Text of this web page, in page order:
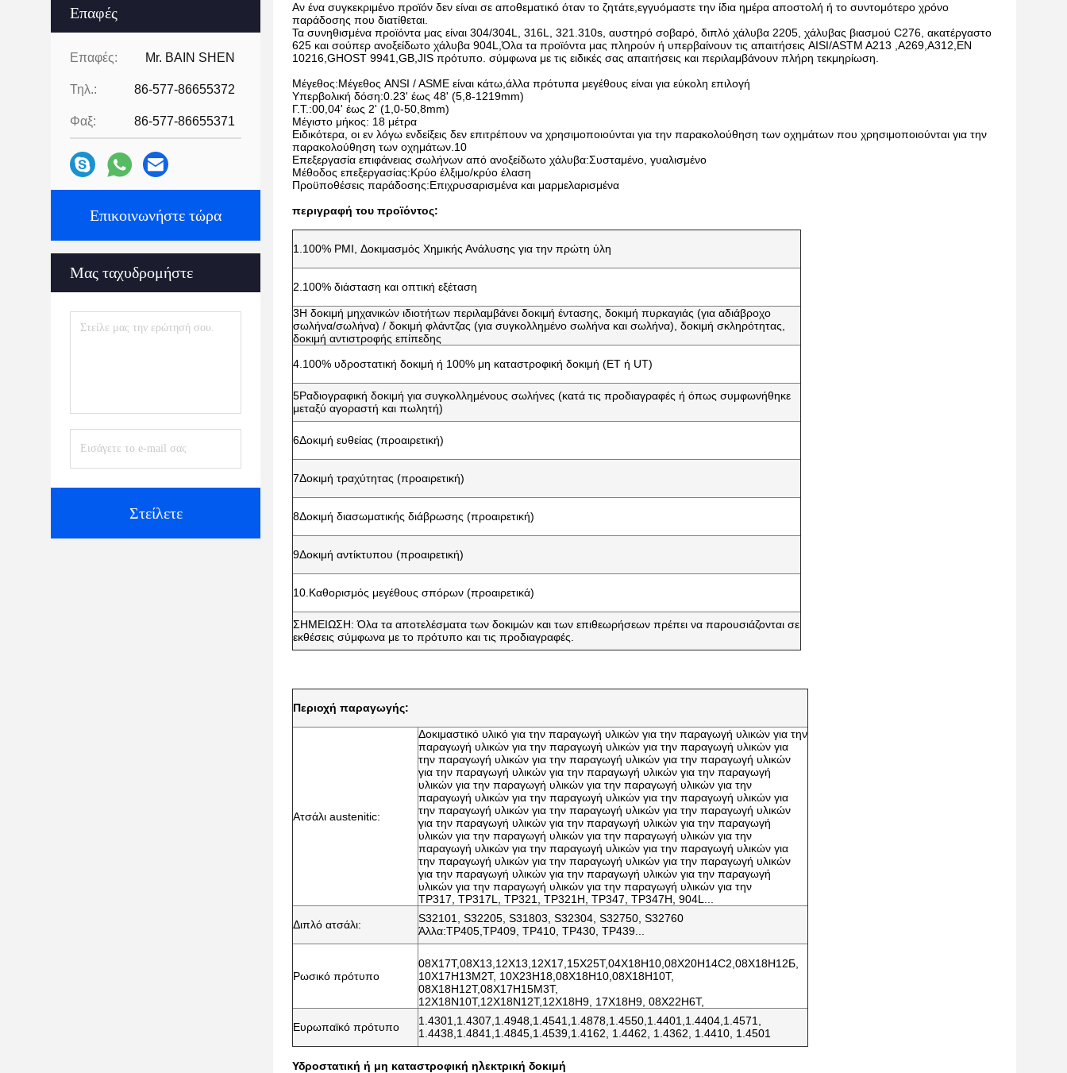
Επαφές
Επαφές: Mr. BAIN SHEN
Τηλ.: 86-577-86655372
Φαξ: 86-577-86655371
Επικοινωνήστε τώρα
Μας ταχυδρομήστε
Στείλετε
Αν ένα συγκεκριμένο προϊόν δεν είναι σε αποθεματικό όταν το ζητάτε,εγγυόμαστε την ίδια ημέρα αποστολή ή το συντομότερο χρόνο
παράδοσης που διατίθεται.
Τα συνηθισμένα προϊόντα μας είναι 304/304L, 316L, 321.310s, αυστηρό σοβαρό, διπλό χάλυβα 2205, χάλυβας βιασμού C276, ακατέργαστο
625 και σούπερ ανοξείδωτο χάλυβα 904L,Όλα τα προϊόντα μας πληρούν ή υπερβαίνουν τις απαιτήσεις AISI/ASTM A213 ,A269,A312,EN
10216,GHOST 9941,GB,JIS πρότυπο. σύμφωνα με τις ειδικές σας απαιτήσεις και περιλαμβάνουν πλήρη τεκμηρίωση.
Μέγεθος:Μέγεθος ANSI / ASME είναι κάτω,άλλα πρότυπα μεγέθους είναι για εύκολη επιλογή
Υπερβολική δόση:0.23' έως 48' (5,8-1219mm)
Γ.Τ.:00,04' έως 2' (1,0-50,8mm)
Μέγιστο μήκος: 18 μέτρα
Ειδικότερα, οι εν λόγω ενδείξεις δεν επιτρέπουν να χρησιμοποιούνται για την παρακολούθηση των οχημάτων που χρησιμοποιούνται για την
παρακολούθηση των οχημάτων.10
Επεξεργασία επιφάνειας σωλήνων από ανοξείδωτο χάλυβα:Συσταμένο, γυαλισμένο
Μέθοδος επεξεργασίας:Κρύο έλξιμο/κρύο έλαση
Προϋποθέσεις παράδοσης:Επιχρυσαρισμένα και μαρμελαρισμένα
περιγραφή του προϊόντος:
1.100% PMI, Δοκιμασμός Χημικής Ανάλυσης για την πρώτη ύλη
2.100% διάσταση και οπτική εξέταση
3Η δοκιμή μηχανικών ιδιοτήτων περιλαμβάνει δοκιμή έντασης, δοκιμή πυρκαγιάς (για αδιάβροχο
σωλήνα/σωλήνα) / δοκιμή φλάντζας (για συγκολλημένο σωλήνα και σωλήνα), δοκιμή σκληρότητας,
δοκιμή αντιστροφής επίπεδης
4.100% υδροστατική δοκιμή ή 100% μη καταστροφική δοκιμή (ET ή UT)
5Ραδιογραφική δοκιμή για συγκολλημένους σωλήνες (κατά τις προδιαγραφές ή όπως συμφωνήθηκε
μεταξύ αγοραστή και πωλητή)
6Δοκιμή ευθείας (προαιρετική)
7Δοκιμή τραχύτητας (προαιρετική)
8Δοκιμή διασωματικής διάβρωσης (προαιρετική)
9Δοκιμή αντίκτυπου (προαιρετική)
10.Καθορισμός μεγέθους σπόρων (προαιρετικά)
ΣΗΜΕΙΩΣΗ: Όλα τα αποτελέσματα των δοκιμών και των επιθεωρήσεων πρέπει να παρουσιάζονται σε
εκθέσεις σύμφωνα με το πρότυπο και τις προδιαγραφές.
Περιοχή παραγωγής:
Ατσάλι austenitic:
Δοκιμαστικό υλικό για την παραγωγή υλικών για την παραγωγή υλικών για την
παραγωγή υλικών για την παραγωγή υλικών για την παραγωγή υλικών για
την παραγωγή υλικών για την παραγωγή υλικών για την παραγωγή υλικών
για την παραγωγή υλικών για την παραγωγή υλικών για την παραγωγή
υλικών για την παραγωγή υλικών για την παραγωγή υλικών για την
παραγωγή υλικών για την παραγωγή υλικών για την παραγωγή υλικών για
την παραγωγή υλικών για την παραγωγή υλικών για την παραγωγή υλικών
για την παραγωγή υλικών για την παραγωγή υλικών για την παραγωγή
υλικών για την παραγωγή υλικών για την παραγωγή υλικών για την
παραγωγή υλικών για την παραγωγή υλικών για την παραγωγή υλικών για
την παραγωγή υλικών για την παραγωγή υλικών για την παραγωγή υλικών
για την παραγωγή υλικών για την παραγωγή υλικών για την παραγωγή
υλικών για την παραγωγή υλικών για την παραγωγή υλικών για την
TP317, TP317L, TP321, TP321H, TP347, TP347H, 904L...
Διπλό ατσάλι:
S32101, S32205, S31803, S32304, S32750, S32760
Άλλα:TP405,TP409, TP410, TP430, TP439...
Ρωσικό πρότυπο
08Х17Т,08Х13,12Х13,12Х17,15Х25Т,04Х18Н10,08Х20Н14С2,08Х18Н12Б,
10Х17Н13М2Т, 10Х23Н18,08Х18Н10,08Х18Н10Т,
08Х18Н12Т,08Х17Н15М3Т,
12Χ18Ν10Τ,12Χ18Ν12Τ,12Χ18Н9, 17Χ18Н9, 08Χ22Н6Т,
Ευρωπαϊκό πρότυπο
1.4301,1.4307,1.4948,1.4541,1.4878,1.4550,1.4401,1.4404,1.4571,
1.4438,1.4841,1.4845,1.4539,1.4162, 1.4462, 1.4362, 1.4410, 1.4501
Υδροστατική ή μη καταστροφική ηλεκτρική δοκιμή